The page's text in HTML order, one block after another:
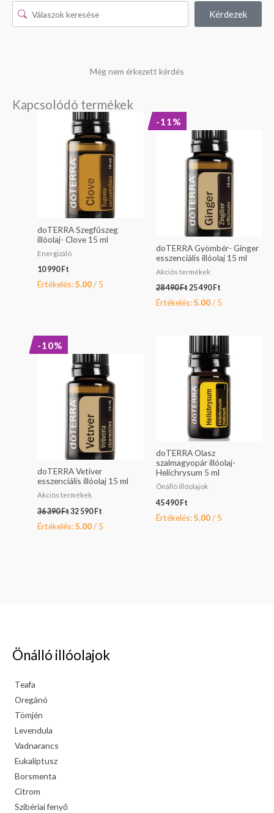
Kérdezek
Még nem érkezett kérdés
Kapcsolódó termékek
doTERRA Szegfűszeg
illóolaj- Clove 15 ml
Energizáló
10 990 Ft
Értékelés:5.00/ 5
-11%
doTERRA Gyömbér- Ginger
esszenciális illóolaj 15 ml
Akciós termékek
28 490Ft
was:
28
490 Ft.
25 490 Ft
25
490 Ft.
Értékelés:5.00/ 5
-10%
doTERRA Vetiver
esszenciális illóolaj 15 ml
Akciós termékek
36 390Ft
was:
36
390 Ft.
32 590Ft
is:
32
590 Ft.
Értékelés:5.00/ 5
doTERRA Olasz
szalmagyopár illóolaj-
Helichrysum 5 ml
Önálló illóolajok
45 490Ft
Értékelés:5.00/ 5
Önálló illóolajok
Teafa
Oregánó
Tömjén
Levendula
Vadnarancs
Eukaliptusz
Borsmenta
Citrom
Szibériai fenyő